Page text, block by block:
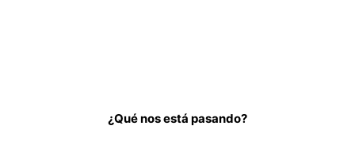
¿Qué nos está pasando?